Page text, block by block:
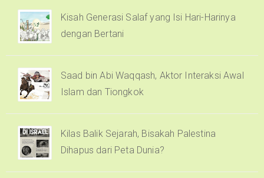
Kisah Generasi Salaf yang Isi Hari-Harinya
dengan Bertani
Saad bin Abi Waqqash, Aktor Interaksi Awal
Islam dan Tiongkok
Kilas Balik Sejarah, Bisakah Palestina
Dihapus dari Peta Dunia?